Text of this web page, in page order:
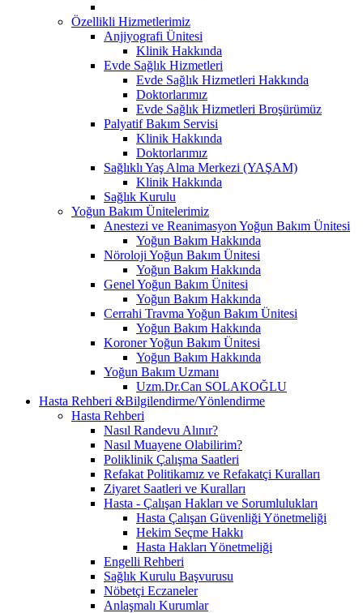
Özellikli Hizmetlerimiz
Anjiyografi Ünitesi
Klinik Hakkında
Evde Sağlık Hizmetleri
Evde Sağlık Hizmetleri Hakkında
Doktorlarımız
Evde Sağlık Hizmetleri Broşürümüz
Palyatif Bakım Servisi
Klinik Hakkında
Doktorlarımız
Sağlıklı Yaş Alma Merkezi (YAŞAM)
Klinik Hakkında
Sağlık Kurulu
Yoğun Bakım Ünitelerimiz
Anestezi ve Reanimasyon Yoğun Bakım Ünitesi
Yoğun Bakım Hakkında
Nöroloji Yoğun Bakım Ünitesi
Yoğun Bakım Hakkında
Genel Yoğun Bakım Ünitesi
Yoğun Bakım Hakkında
Cerrahi Travma Yoğun Bakım Ünitesi
Yoğun Bakım Hakkında
Koroner Yoğun Bakım Ünitesi
Yoğun Bakım Hakkında
Yoğun Bakım Uzmanı
Uzm.Dr.Can SOLAKOĞLU
Hasta Rehberi &Bilgilendirme/Yönlendirme
Hasta Rehberi
Nasıl Randevu Alınır?
Nasıl Muayene Olabilirim?
Poliklinik Çalışma Saatleri
Refakat Politikamız ve Refakatçi Kuralları
Ziyaret Saatleri ve Kuralları
Hasta - Çalışan Hakları ve Sorumlulukları
Hasta Çalışan Güvenliği Yönetmeliği
Hekim Seçme Hakkı
Hasta Hakları Yönetmeliği
Engelli Rehberi
Sağlık Kurulu Başvurusu
Nöbetçi Eczaneler
Anlaşmalı Kurumlar